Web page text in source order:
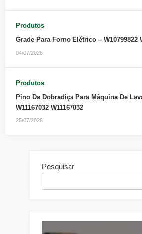
Produtos
Grade Para Forno Elétrico – W10799822
04/07/2026
Produtos
Pino Da Dobradiça Para Máquina De
W11167032 W11167032
25/07/2026
Pesquisar